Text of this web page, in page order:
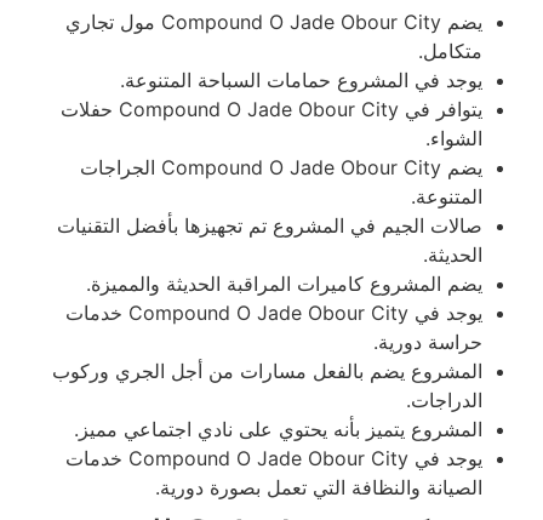
يضم Compound O Jade Obour City مول تجاري
متكامل.
يوجد في المشروع حمامات السباحة المتنوعة.
يتوافر في Compound O Jade Obour City حفلات
الشواء.
يضم Compound O Jade Obour City الجراجات
المتنوعة.
صالات الجيم في المشروع تم تجهيزها بأفضل التقنيات
الحديثة.
يضم المشروع كاميرات المراقبة الحديثة والمميزة.
يوجد في Compound O Jade Obour City خدمات
حراسة دورية.
المشروع يضم بالفعل مسارات من أجل الجري وركوب
الدراجات.
المشروع يتميز بأنه يحتوي على نادي اجتماعي مميز.
يوجد في Compound O Jade Obour City خدمات
الصيانة والنظافة التي تعمل بصورة دورية.